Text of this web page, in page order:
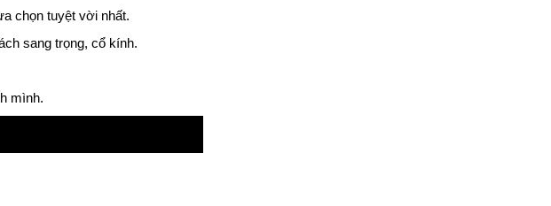
chọn tuyệt vời nhất.
sang trọng, cổ kính.
mình.